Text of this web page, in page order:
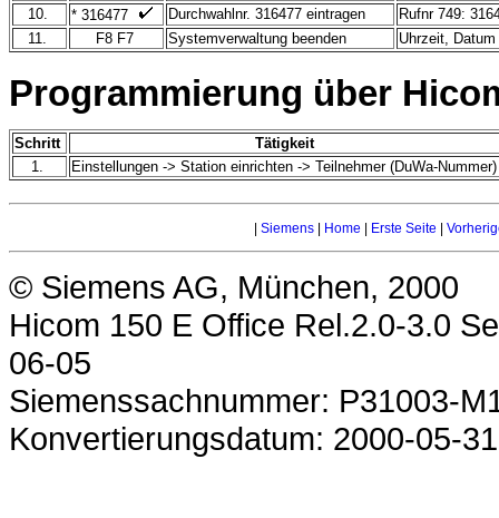
10.
* 316477 Durchwahlnr. 316477 eintragen
Rufnr 749:
11.
F8 F7 Systemverwaltung beenden Uhrzeit, Datum
Programmierung über
Schritt
Tätigkeit
1.
Einstellungen -> Station einrichten -> Teilnehmer (DuWa-
Siemens Home Erste Seite
© Siemens AG, München, 2000
Hicom 150 E Office Rel.2.0-3.0
06-05
Siemenssachnummer: P31003-
Konvertierungsdatum: 2000-05-31